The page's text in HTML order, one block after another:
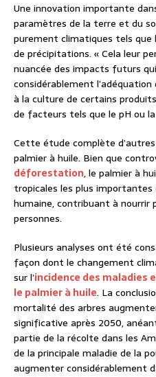
Une innovation importante
paramètres de la terre et du
purement climatiques tels
de précipitations. « Cela leur
nuancée des impacts futurs
considérablement
à la culture de certains
de facteurs tels que le pH ou
Cette étude complète
palmier à huile. Bien que
déforestation, le palmier à
tropicales les plus
humaine, contribuant à nourrir
personnes.
Plusieurs analyses ont été
façon dont le changement
sur l’incidence des maladies
le palmier à huile. La
mortalité des arbres
significative après 2050,
partie de la récolte dans les
de la principale maladie de la
augmenter considérablement